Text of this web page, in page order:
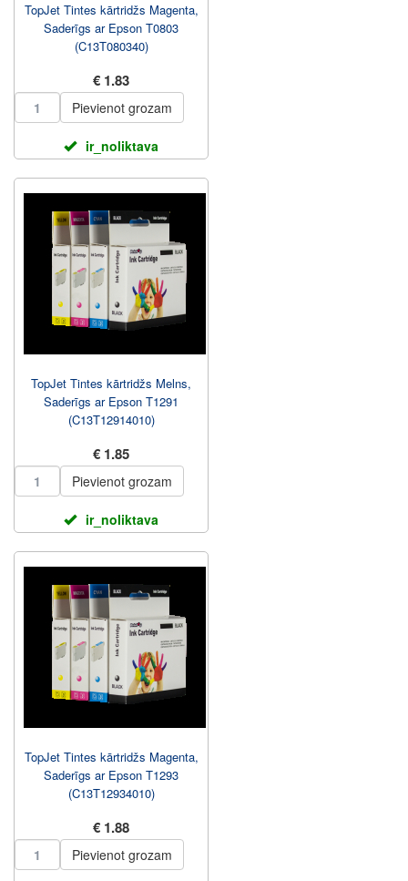
TopJet Tintes kārtridžs Magenta,
Saderīgs ar Epson T0803
(C13T080340)
€ 1.83
Pievienot grozam
ir_noliktava
TopJet Tintes kārtridžs Melns,
Saderīgs ar Epson T1291
(C13T12914010)
€ 1.85
Pievienot grozam
ir_noliktava
TopJet Tintes kārtridžs Magenta,
Saderīgs ar Epson T1293
(C13T12934010)
€ 1.88
Pievienot grozam